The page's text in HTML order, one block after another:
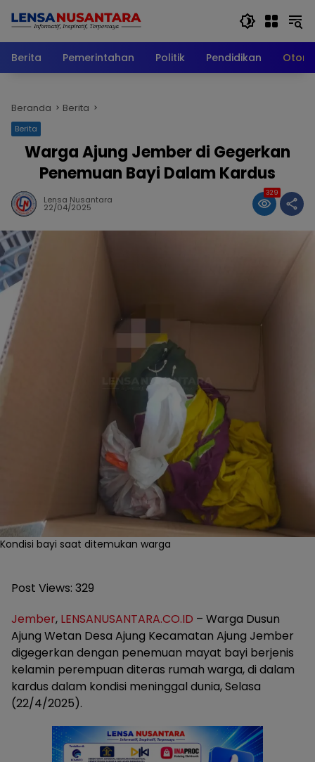
Berita
Pemerintahan Politik Pendidikan
Beranda Berita
Berita
Warga Ajung Jember di Gegerkan
Penemuan Bayi Dalam Kardus
Lensa Nusantara
22/04/2025
329
Kondisi bayi saat ditemukan warga
Post Views: 329
Jember, LENSANUSANTARA.CO.ID – Warga Dusun
Ajung Wetan Desa Ajung Kecamatan Ajung Jember
digegerkan dengan penemuan mayat bayi berjenis
kelamin perempuan diteras rumah warga, di dalam
kardus dalam kondisi meninggal dunia, Selasa
(22/4/2025).